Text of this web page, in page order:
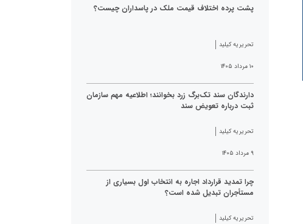
پشت پرده اختلاف قیمت ملک در پاسداران چیست؟
تحریریه کیلید
۱۰ مرداد ۱۴۰۵
دارندگان سند تک‌برگ زرد بخوانند؛ اطلاعیه مهم سازمان
ثبت درباره تعویض سند
تحریریه کیلید
۹ مرداد ۱۴۰۵
چرا تمدید قرارداد اجاره به انتخاب اول بسیاری از
مستأجران تبدیل شده است؟
تحریریه کیلید